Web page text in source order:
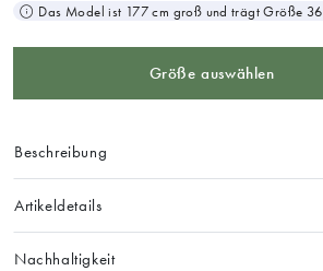
Das Model ist 177 cm groß und trägt Größe 36.
Größe auswählen
Beschreibung
Artikeldetails
Nachhaltigkeit